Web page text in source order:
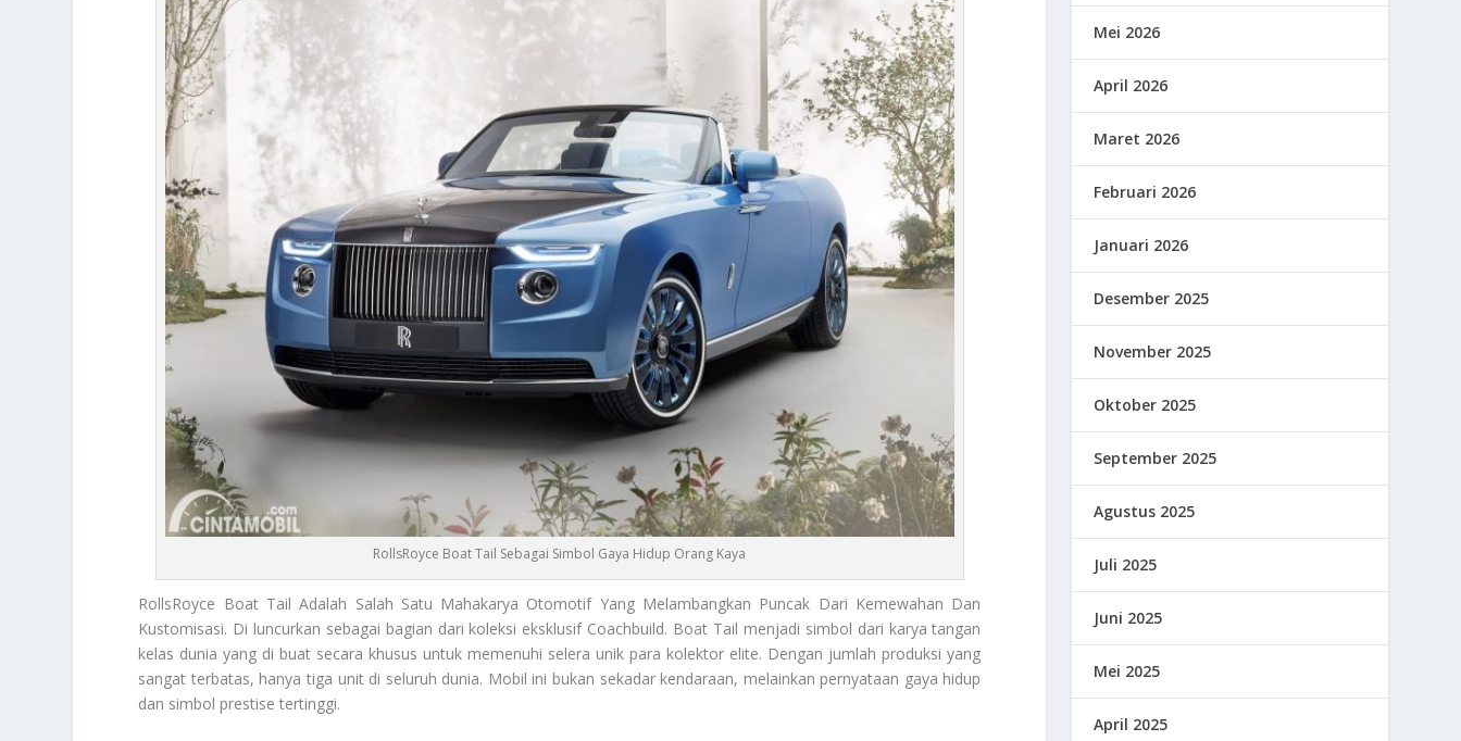
RollsRoyce Boat Tail Sebagai Simbol Gaya Hidup Orang Kaya
RollsRoyce Boat Tail Adalah Salah Satu Mahakarya Otomotif Yang Melambangkan Puncak Dari Kemewahan Dan
Kustomisasi. Di luncurkan sebagai bagian dari koleksi eksklusif Coachbuild. Boat Tail menjadi simbol dari karya tangan
kelas dunia yang di buat secara khusus untuk memenuhi selera unik para kolektor elite. Dengan jumlah produksi yang
sangat terbatas, hanya tiga unit di seluruh dunia. Mobil ini bukan sekadar kendaraan, melainkan pernyataan gaya hidup
dan simbol prestise tertinggi.
Mei 2026
April 2026
Maret 2026
Februari 2026
Januari 2026
Desember 2025
November 2025
Oktober 2025
September 2025
Agustus 2025
Juli 2025
Juni 2025
Mei 2025
April 2025